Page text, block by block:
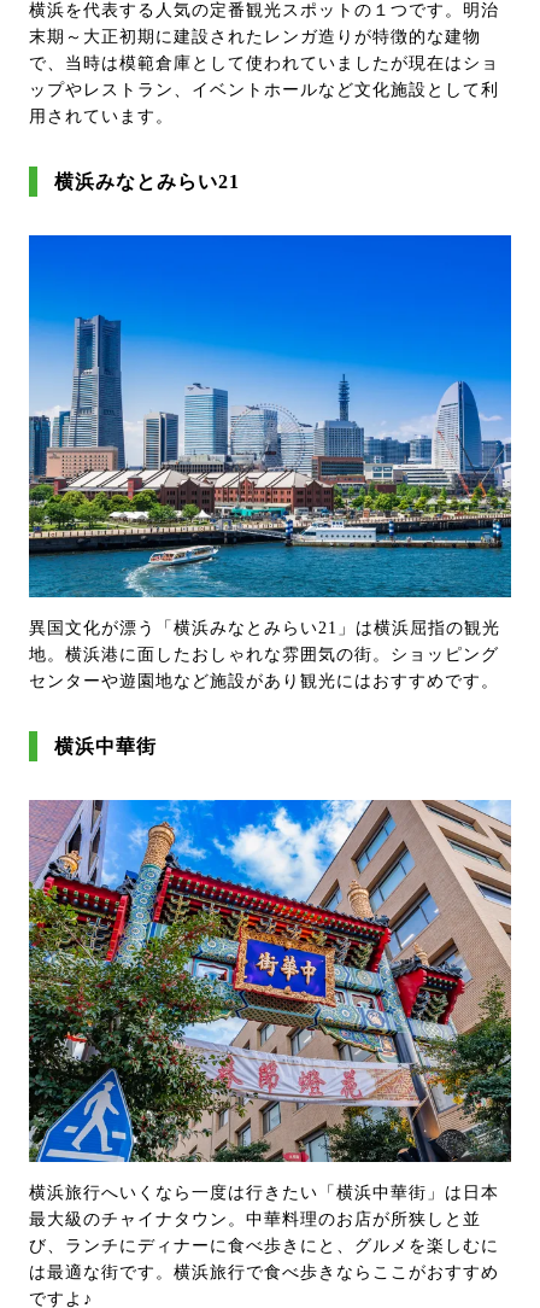
横浜を代表する人気の定番観光スポットの１つです。明治
末期～大正初期に建設されたレンガ造りが特徴的な建物
で、当時は模範倉庫として使われていましたが現在はショ
ップやレストラン、イベントホールなど文化施設として利
用されています。
横浜みなとみらい21
異国文化が漂う「横浜みなとみらい21」は横浜屈指の観光
地。横浜港に面したおしゃれな雰囲気の街。ショッピング
センターや遊園地など施設があり観光にはおすすめです。
横浜中華街
横浜旅行へいくなら一度は行きたい「横浜中華街」は日本
最大級のチャイナタウン。中華料理のお店が所狭しと並
び、ランチにディナーに食べ歩きにと、グルメを楽しむに
は最適な街です。横浜旅行で食べ歩きならここがおすすめ
ですよ♪